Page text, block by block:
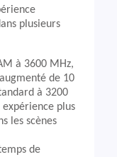
plusieurs
à 3600 MHz,
de 10
à 3200
plus
les scènes
de